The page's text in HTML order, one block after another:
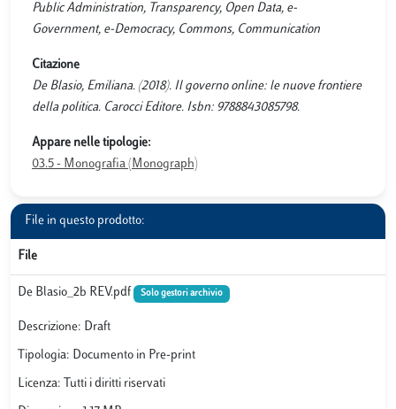
Public Administration, Transparency, Open Data, e-
Government, e-Democracy, Commons, Communication
Citazione
De Blasio, Emiliana. (2018). Il governo online: le nuove frontiere
della politica. Carocci Editore. Isbn: 9788843085798.
Appare nelle tipologie:
03.5 - Monografia (Monograph)
File in questo prodotto:
File
De Blasio_2b REV.pdf Solo gestori archivio
Descrizione: Draft
Tipologia: Documento in Pre-print
Licenza: Tutti i diritti riservati